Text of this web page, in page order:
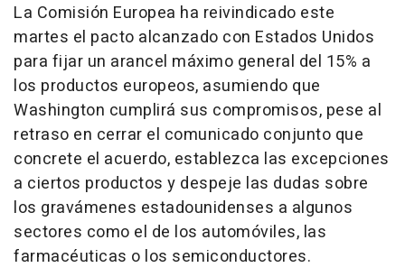
La Comisión Europea ha reivindicado este
martes el pacto alcanzado con Estados Unidos
para fijar un arancel máximo general del 15% a
los productos europeos, asumiendo que
Washington cumplirá sus compromisos, pese al
retraso en cerrar el comunicado conjunto que
concrete el acuerdo, establezca las excepciones
a ciertos productos y despeje las dudas sobre
los gravámenes estadounidenses a algunos
sectores como el de los automóviles, las
farmacéuticas o los semiconductores.